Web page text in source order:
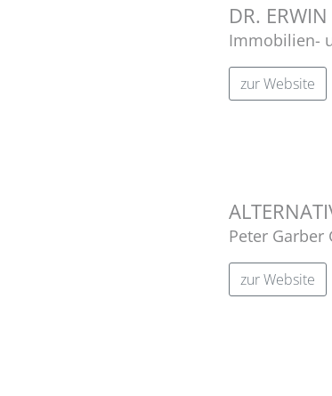
DR.
Immobilien-
zur Website
Peter Garber
zur Website